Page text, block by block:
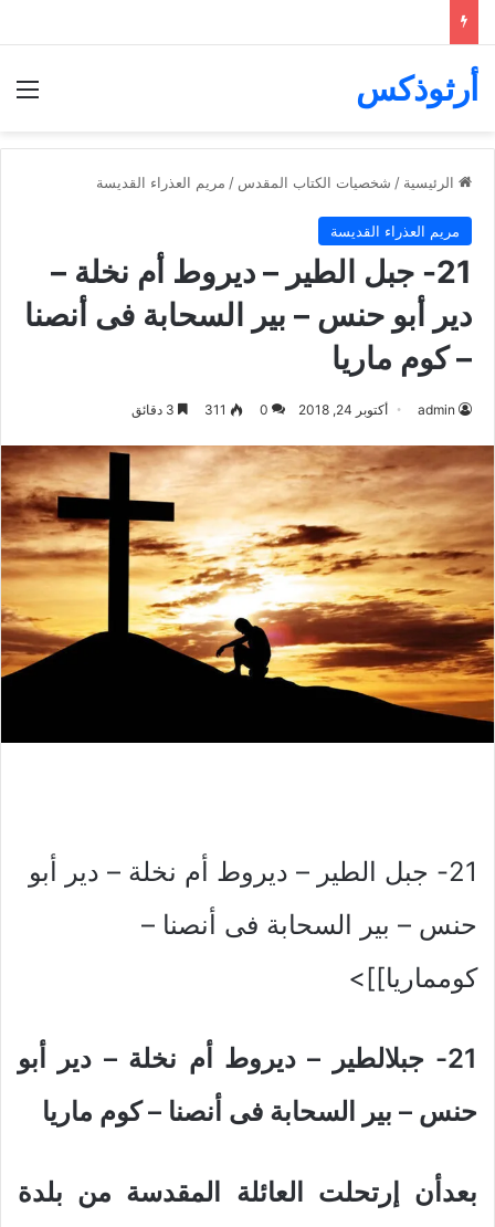
أرثوذكس
الرئيسية / شخصيات الكتاب المقدس / مريم العذراء القديسة
مريم العذراء القديسة
21- جبل الطير – ديروط أم نخلة –
دير أبو حنس – بير السحابة فى أنصنا
– كوم ماريا
admin أكتوبر 24, 2018 0
311
21- جبل الطير – ديروط أم نخلة – دير أبو
حنس – بير السحابة فى أنصنا –
كومماريا]]>
21- جبلالطير – ديروط أم نخلة – دير أبو
حنس – بير السحابة فى أنصنا – كوم ماريا
بعدأن إرتحلت العائلة المقدسة من بلدة